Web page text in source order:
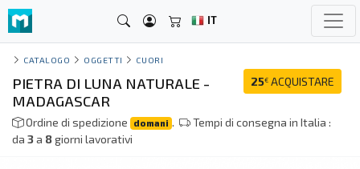
IT
CATALOGO OGGETTI CUORI
25€ ACQUISTARE
PIETRA DI LUNA NATURALE -
MADAGASCAR
Ordine di spedizione domani .
Tempi di consegna in Italia :
da 3a 8giorni lavorativi